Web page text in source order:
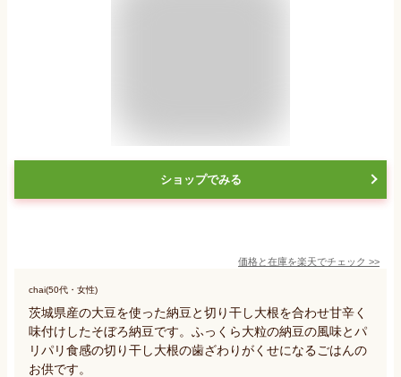
ショップでみる
価格と在庫を楽天でチェック >>
chai(50代・女性)
茨城県産の大豆を使った納豆と切り干し大根を合わせ甘辛く
味付けしたそぼろ納豆です。ふっくら大粒の納豆の風味とパ
リパリ食感の切り干し大根の歯ざわりがくせになるごはんの
お供です。